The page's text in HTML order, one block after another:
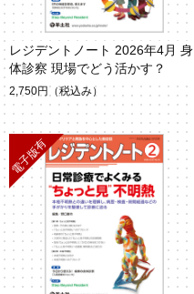
レジデントノート 2026年4月 身
体診察 現場でどう活かす？
2,750円 （税込み）